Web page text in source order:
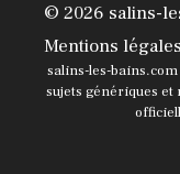
© 2026 salins-
Mentions légales
salins-les-
sujets génériques et